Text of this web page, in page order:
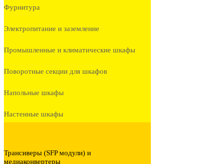
Фурнитура
Электропитание и заземление
Промышленные и климатические шкафы
Поворотные секции для шкафов
Напольные шкафы
Настенные шкафы
Трансиверы (SFP модули) и
медиаконвертеры